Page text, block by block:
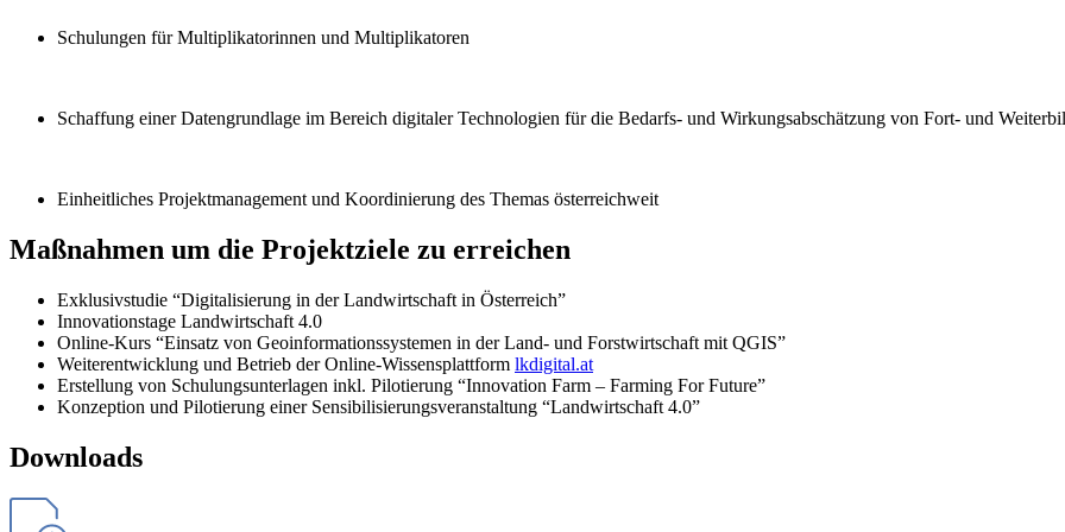
Schulungen für Multiplikatorinnen und Multiplikatoren
Schaffung einer Datengrundlage im Bereich digitaler Technologien für die Bedarfs- und Wirkungsabschätzung von Fort- und
Einheitliches Projektmanagement und Koordinierung des Themas österreichweit
Maßnahmen um die Projektziele zu erreichen
Exklusivstudie “Digitalisierung in der Landwirtschaft in Österreich”
Innovationstage Landwirtschaft 4.0
Online-Kurs “Einsatz von Geoinformationssystemen in der Land- und Forstwirtschaft mit QGIS”
Weiterentwicklung und Betrieb der Online-Wissensplattform lkdigital.at
Erstellung von Schulungsunterlagen inkl. Pilotierung “Innovation Farm – Farming For Future”
Konzeption und Pilotierung einer Sensibilisierungsveranstaltung “Landwirtschaft 4.0”
Downloads